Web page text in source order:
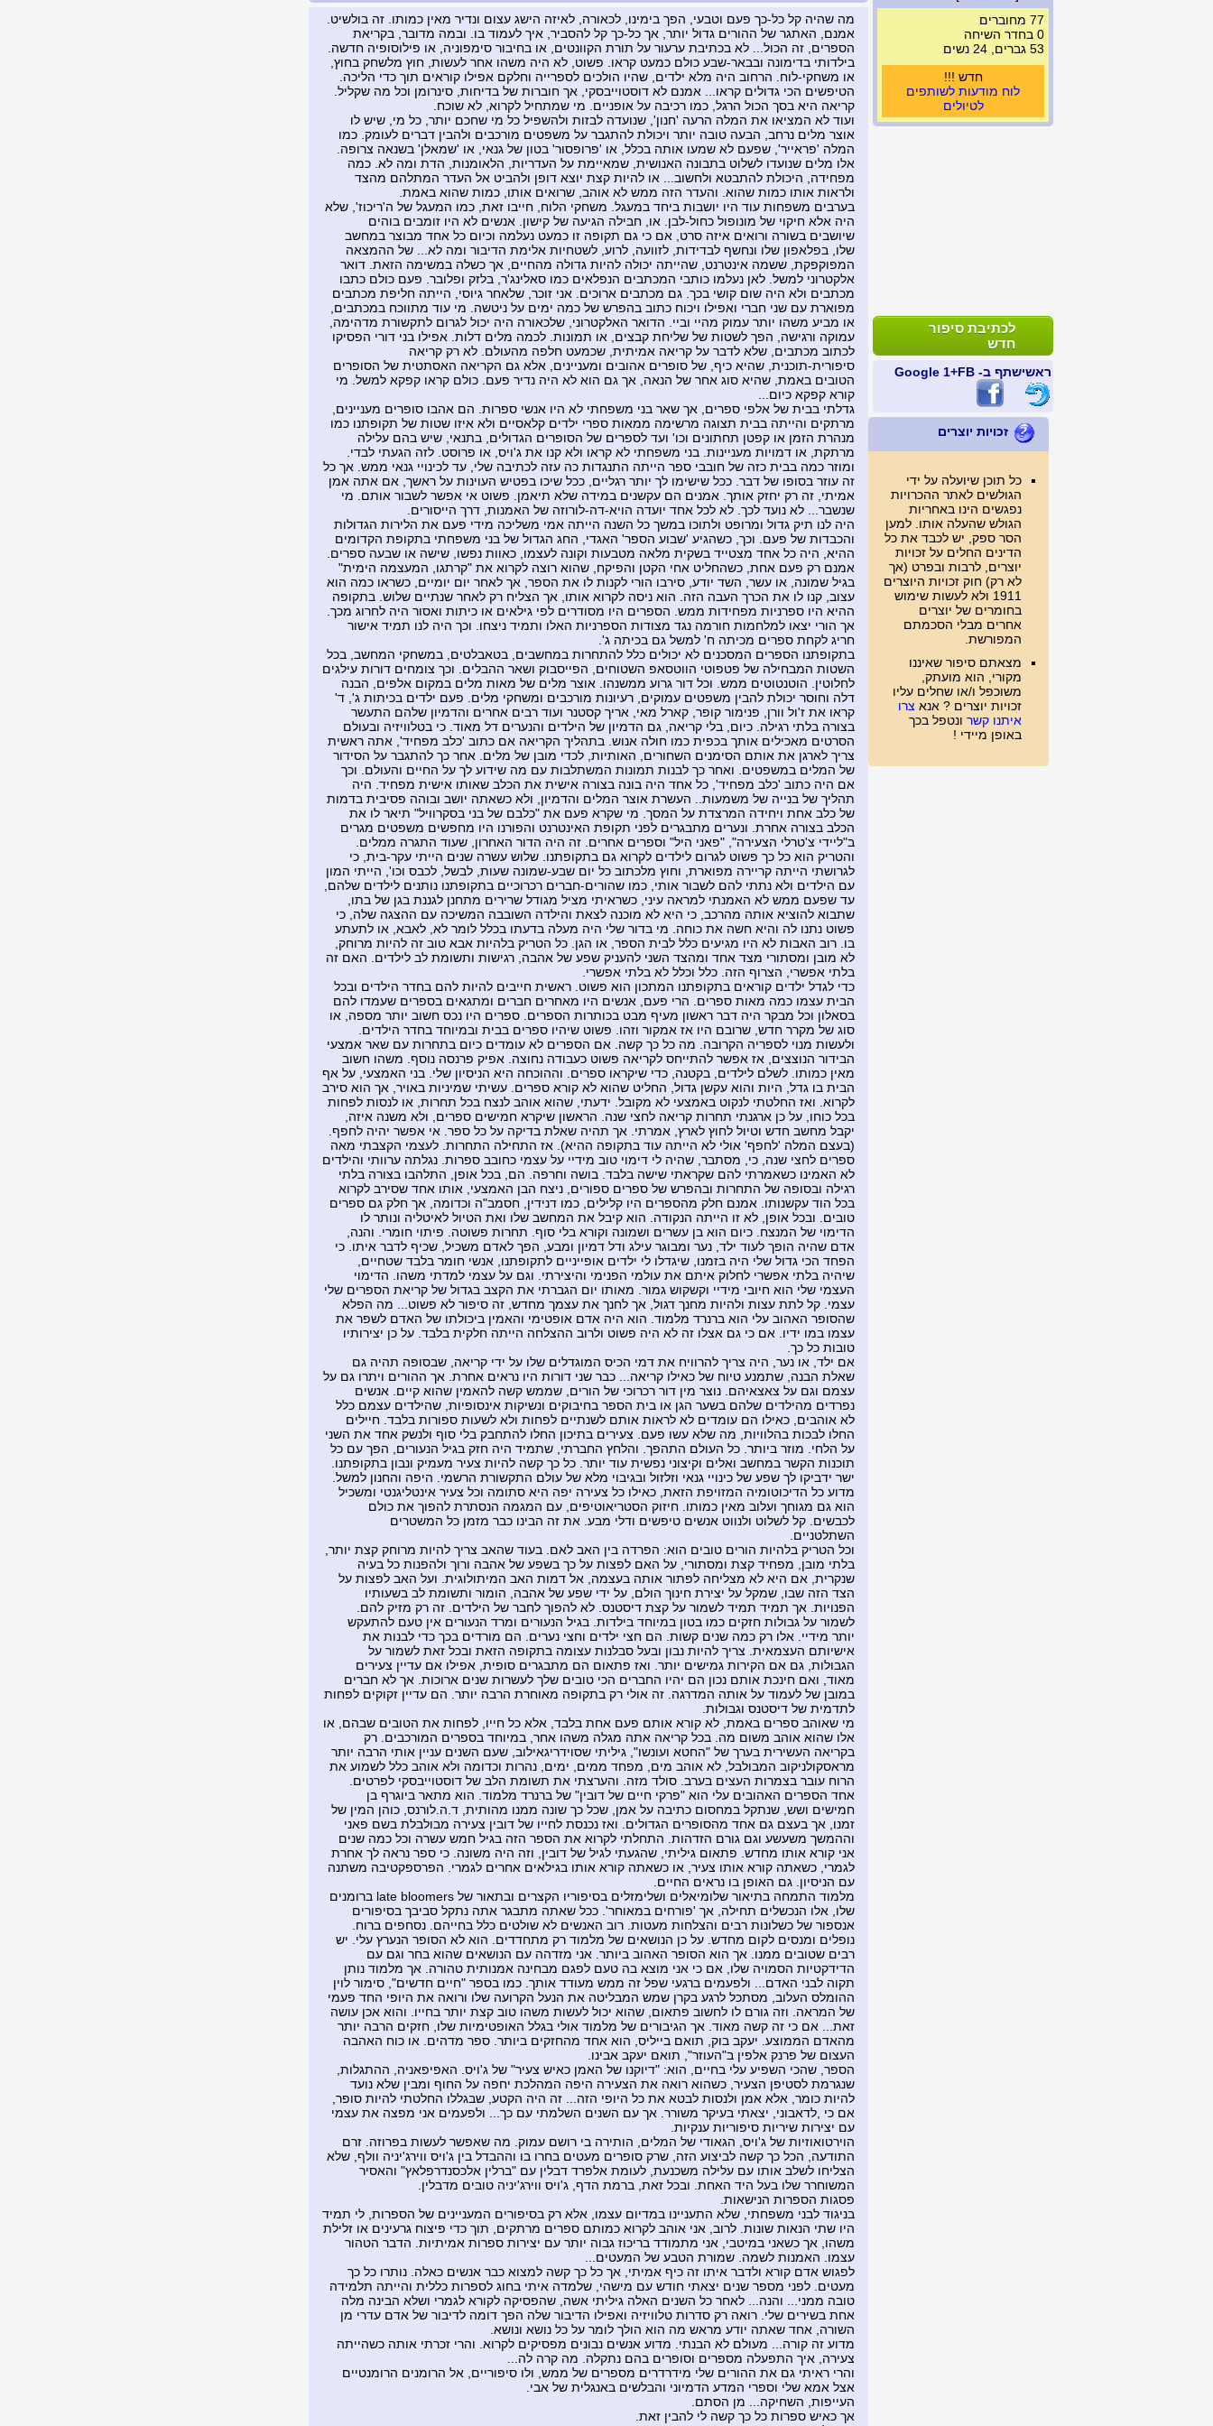
77 מחוברים
0 בחדר השיחה
53 גברים, 24 נשים
חדש !!!
לוח מודעות לשותפים
לטיולים
לכתיבת סיפור
חדש
ראשישתף ב- FB +1 Google
זכויות יוצרים
כל תוכן שיועלה על ידי
הגולשים לאתר ההכרויות
נפגשים הינו באחריות
הגולש שהעלה אותו. למען
הסר ספק, יש לכבד את כל
הדינים החלים על זכויות
יוצרים, לרבות ובפרט (אך
לא רק) חוק זכויות היוצרים
1911 ולא לעשות שימוש
בחומרים של יוצרים
אחרים מבלי הסכמתם
המפורשת.
מצאתם סיפור שאיננו
מקורי, הוא מועתק,
משוכפל ו/או שחלים עליו
זכויות יוצרים ? אנא צרו
איתנו קשר ונטפל בכך
באופן מיידי !
מה שהיה קל כל-כך פעם וטבעי, הפך בימינו, לכאורה, לאיזה הישג עצום ונדיר מאין כמותו. זה בולשיט.
אמנם, האתגר של ההורים גדול יותר, אך כל-כך קל להסביר, איך לעמוד בו. ובמה מדובר, בקריאת
הספרים, זה הכול... לא בכתיבת ערעור על תורת הקוונטים, או בחיבור סימפוניה, או פילוסופיה חדשה.
בילדותי בדימונה ובבאר-שבע כולם כמעט קראו. פשוט, לא היה משהו אחר לעשות, חוץ מלשחק בחוץ,
או משחקי-לוח. הרחוב היה מלא ילדים, שהיו הולכים לספרייה וחלקם אפילו קוראים תוך כדי הליכה.
הטיפשים הכי גדולים קראו... אמנם לא דוסטוייבסקי, אך חוברות של בדיחות, סינרומן וכל מה שקליל.
קריאה היא בסך הכול הרגל, כמו רכיבה על אופניים. מי שמתחיל לקרוא, לא שוכח.
ועוד לא המציאו את המלה הרעה 'חנון', שנועדה לבזות ולהשפיל כל מי שחכם יותר, כל מי, שיש לו
אוצר מלים נרחב, הבעה טובה יותר ויכולת להתגבר על משפטים מורכבים ולהבין דברים לעומק. כמו
המלה 'פראייר', שפעם לא שמעו אותה בכלל, או 'פרופסור' בטון של גנאי, או 'שמאלן' בשנאה צרופה.
אלו מלים שנועדו לשלוט בתבונה האנושית, שמאיימת על העדריות, הלאומנות, הדת ומה לא. כמה
מפחידה, היכולת להתבטא ולחשוב... או להיות קצת יוצא דופן ולהביט אל העדר המתלהם מהצד
ולראות אותו כמות שהוא. והעדר הזה ממש לא אוהב, שרואים אותו, כמות שהוא באמת.
בערבים משפחות עוד היו יושבות ביחד במעגל. משחקי הלוח, חייבו זאת, כמו המעגל של ה'ריכוז', שלא
היה אלא חיקוי של מונופול כחול-לבן. או, חבילה הגיעה של קישון. אנשים לא היו זומבים בוהים
שיושבים בשורה ורואים איזה סרט, אם כי גם תקופה זו כמעט נעלמה וכיום כל אחד מבוצר במחשב
שלו, בפלאפון שלו ונחשף לבדידות, לזוועה, לרוע, לשטחיות אלימת הדיבור ומה לא... של ההמצאה
המפוקפקת, ששמה אינטרנט, שהייתה יכולה להיות גדולה מהחיים, אך כשלה במשימה הזאת. דואר
אלקטרוני למשל. לאן נעלמו כותבי המכתבים הנפלאים כמו סאלינג'ר, בלזק ופלובר. פעם כולם כתבו
מכתבים ולא היה שום קושי בכך. גם מכתבים ארוכים. אני זוכר, שלאחר גיוסי, הייתה חליפת מכתבים
מפוארת עם שני חברי ואפילו ויכוח כתוב בהפרש של כמה ימים על ניטשה. מי עוד מתווכח במכתבים,
או מביע משהו יותר עמוק מהיי וביי. הדואר האלקטרוני, שלכאורה היה יכול לגרום לתקשורת מדהימה,
עמוקה ורגישה, הפך לשטות של שליחת קבצים, או תמונות. לכמה מלים דלות. אפילו בני דורי הפסיקו
לכתוב מכתבים, שלא לדבר על קריאה אמיתית, שכמעט חלפה מהעולם. לא רק קריאה
סיפורית-תוכנית, שהיא כיף, של סופרים אהובים ומעניינים, אלא גם הקריאה האסתטית של הסופרים
הטובים באמת, שהיא סוג אחר של הנאה, אך גם הוא לא היה נדיר פעם. כולם קראו קפקא למשל. מי
קורא קפקא כיום...
גדלתי בבית של אלפי ספרים, אך שאר בני משפחתי לא היו אנשי ספרות. הם אהבו סופרים מעניינים,
מרתקים והייתה בבית תצוגה מרשימה ממאות ספרי ילדים קלאסיים ולא איזו שטות של תקופתנו כמו
מנהרת הזמן או קפטן תחתונים וכו' ועד לספרים של הסופרים הגדולים, בתנאי, שיש בהם עלילה
מרתקת, או דמויות מעניינות. בני משפחתי לא קראו ולא קנו את ג'ויס, או פרוסט. לזה הגעתי לבדי.
ומוזר כמה בבית כזה של חובבי ספר הייתה התנגדות כה עזה לכתיבה שלי, עד לכינויי גנאי ממש. אך כל
זה עוזר בסופו של דבר. ככל שישימו לך יותר רגליים, ככל שיכו בפטיש העוינות על ראשך, אם אתה אמן
אמיתי, זה רק יחזק אותך. אמנים הם עקשנים במידה שלא תיאמן. פשוט אי אפשר לשבור אותם. מי
שנשבר... לא נועד לכך. לא לכל אחד יועדה הויא-דה-לורוזה של האמנות, דרך הייסורים.
היה לנו תיק גדול ומרופט ולתוכו במשך כל השנה הייתה אמי משליכה מידי פעם את הלירות הגדולות
והכבדות של פעם. וכך, כשהגיע 'שבוע הספר' האגדי, החג הגדול של בני משפחתי בתקופת הקדומים
ההיא, היה כל אחד מצטייד בשקית מלאה מטבעות וקונה לעצמו, כאוות נפשו, שישה או שבעה ספרים.
אמנם רק פעם אחת, כשהחליט אחי הקטן והפיקח, שהוא רוצה לקרוא את "קרתגו, המעצמה הימית"
בגיל שמונה, או עשר, השד יודע, סירבו הורי לקנות לו את הספר, אך לאחר יום יומיים, כשראו כמה הוא
עצוב, קנו לו את הכרך העבה הזה. הוא ניסה לקרוא אותו, אך הצליח רק לאחר שנתיים שלוש. בתקופה
ההיא היו ספרניות מפחידות ממש. הספרים היו מסודרים לפי גילאים או כיתות ואסור היה לחרוג מכך.
אך הורי יצאו למלחמות חורמה נגד מצודות הספרניות האלו ותמיד ניצחו. וכך היה לנו תמיד אישור
חריג לקחת ספרים מכיתה ח' למשל גם בכיתה ג'.
בתקופתנו הספרים המסכנים לא יכולים כלל להתחרות במחשבים, בטאבלטים, במשחקי המחשב, בכל
השטות המבחילה של פטפוטי הווטסאפ השטוחים, הפייסבוק ושאר ההבלים. וכך צומחים דורות עילגים
לחלוטין. הוטנטוטים ממש. וכל דור גרוע ממשנהו. אוצר מלים של מאות מלים במקום אלפים, הבנה
דלה וחוסר יכולת להבין משפטים עמוקים, רעיונות מורכבים ומשחקי מלים. פעם ילדים בכיתות ג', ד'
קראו את ז'ול וורן, פנימור קופר, קארל מאי, אריך קסטנר ועוד רבים אחרים והדמיון שלהם התעשר
בצורה בלתי רגילה. כיום, בלי קריאה, גם הדמיון של הילדים והנערים דל מאוד. כי בטלוויזיה ובעולם
הסרטים מאכילים אותך בכפית כמו חולה אנוש. בתהליך הקריאה אם כתוב 'כלב מפחיד', אתה ראשית
צריך לארגן את אותם הסימנים השחורים, האותיות, לכדי מובן של מלים. אחר כך להתגבר על הסידור
של המלים במשפטים. ואחר כך לבנות תמונות המשתלבות עם מה שידוע לך על החיים והעולם. וכך
אם היה כתוב 'כלב מפחיד', כל אחד היה בונה בצורה אישית את הכלב שאותו אישית מפחיד. היה
תהליך של בנייה של משמעות.. העשרת אוצר המלים והדמיון, ולא כשאתה יושב ובוהה פסיבית בדמות
של כלב אחת ויחידה המרצדת על המסך. מי שקרא פעם את "כלבם של בני בסקרוויל" תיאר לו את
הכלב בצורה אחרת. ונערים מתבגרים לפני תקופת האינטרנט והפורנו היו מחפשים משפטים מגרים
ב"ליידי צ'טרלי הצעירה", "פאני היל" וספרים אחרים. זה היה הדור האחרון, שעוד התגרה ממלים.
והטריק הוא כל כך פשוט לגרום לילדים לקרוא גם בתקופתנו. שלוש עשרה שנים הייתי עקר-בית, כי
לגרושתי הייתה קריירה מפוארת, וחוץ מלכתוב כל יום שבע-שמונה שעות, לבשל, לכבס וכו', הייתי המון
עם הילדים ולא נתתי להם לשבור אותי, כמו שהורים-חברים רכרוכיים בתקופתנו נותנים לילדים שלהם,
עד שפעם ממש לא האמנתי למראה עיני, כשראיתי מציל מגודל שרירים מתחנן לגננת בגן של בתו,
שתבוא להוציא אותה מהרכב, כי היא לא מוכנה לצאת והילדה השובבה המשיכה עם ההצגה שלה, כי
פשוט נתנו לה והיא חשה את כוחה. מי בדור שלי היה מעלה בדעתו בכלל לומר לא, לאבא, או לתעתע
בו. רוב האבות לא היו מגיעים כלל לבית הספר, או הגן. כל הטריק בלהיות אבא טוב זה להיות מרוחק,
לא מובן ומסתורי מצד אחד ומהצד השני להעניק שפע של אהבה, רגישות ותשומת לב לילדים. האם זה
בלתי אפשרי, הצרוף הזה. כלל וכלל לא בלתי אפשרי.
כדי לגדל ילדים קוראים בתקופתנו המתכון הוא פשוט. ראשית חייבים להיות להם בחדר הילדים ובכל
הבית עצמו כמה מאות ספרים. הרי פעם, אנשים היו מאחרים חברים ומתגאים בספרים שעמדו להם
בסאלון וכל מבקר היה דבר ראשון מעיף מבט בכותרות הספרים. ספרים היו נכס חשוב יותר מספה, או
סוג של מקרר חדש, שרובם היו אז אמקור וזהו. פשוט שיהיו ספרים בבית ובמיוחד בחדר הילדים.
ולעשות מנוי לספריה הקרובה. מה כל כך קשה. אם הספרים לא עומדים כיום בתחרות עם שאר אמצעי
הבידור הנוצצים, אז אפשר להתייחס לקריאה פשוט כעבודה נחוצה. אפיק פרנסה נוסף. משהו חשוב
מאין כמותו. לשלם לילדים, בקטנה, כדי שיקראו ספרים. וההוכחה היא הניסיון שלי. בני האמצעי, על אף
הבית בו גדל, היות והוא עקשן גדול, החליט שהוא לא קורא ספרים. עשיתי שמיניות באויר, אך הוא סירב
לקרוא. ואז החלטתי לנקוט באמצעי לא מקובל. ידעתי, שהוא אוהב לנצח בכל תחרות, או לנסות לפחות
בכל כוחו, על כן ארגנתי תחרות קריאה לחצי שנה. הראשון שיקרא חמישים ספרים, ולא משנה איזה,
יקבל מחשב חדש וטיול לחוץ לארץ, אמרתי. אך תהיה שאלת בדיקה על כל ספר. אי אפשר יהיה לחפף.
(בעצם המלה 'לחפף' אולי לא הייתה עוד בתקופה ההיא). אז התחילה התחרות. לעצמי הקצבתי מאה
ספרים לחצי שנה, כי, מסתבר, שהיה לי דימוי טוב מידיי על עצמי כחובב ספרות. נגלתה ערוותי והילדים
לא האמינו כשאמרתי להם שקראתי שישה בלבד. בושה וחרפה. הם, בכל אופן, התלהבו בצורה בלתי
רגילה ובסופה של התחרות ובהפרש של ספרים ספורים, ניצח הבן האמצעי, אותו אחד שסירב לקרוא
בכל הוד עקשנותו. אמנם חלק מהספרים היו קלילים, כמו דנידין, חסמב"ה וכדומה, אך חלק גם ספרים
טובים. ובכל אופן, לא זו הייתה הנקודה. הוא קיבל את המחשב שלו ואת הטיול לאיטליה ונותר לו
הדימוי של המנצח. כיום הוא בן עשרים ושמונה וקורא בלי סוף. תחרות פשוטה. פיתוי חומרי. והנה,
אדם שהיה הופך לעוד ילד, נער ומבוגר עילג ודל דמיון ומבע, הפך לאדם משכיל, שכיף לדבר איתו. כי
הפחד הכי גדול שלי היה בזמנו, שיגדלו לי ילדים אופייניים לתקופתנו, אנשי חומר בלבד שטחיים,
שיהיה בלתי אפשרי לחלוק איתם את עולמי הפנימי והיצירתי. וגם על עצמי למדתי משהו. הדימוי
העצמי שלי הוא חיובי מידיי וקשקוש גמור. מאותו יום הגברתי את הקצב בגדול של קריאת הספרים שלי
עצמי. קל לתת עצות ולהיות מחנך דגול, אך לחנך את עצמך מחדש, זה סיפור לא פשוט... מה הפלא
שהסופר האהוב עלי הוא ברנרד מלמוד. הוא היה אדם אופטימי והאמין ביכולתו של האדם לשפר את
עצמו במו ידיו. אם כי גם אצלו זה לא היה פשוט ולרוב ההצלחה הייתה חלקית בלבד. על כן יצירותיו
טובות כל כך.
אם ילד, או נער, היה צריך להרוויח את דמי הכיס המוגדלים שלו על ידי קריאה, שבסופה תהיה גם
שאלת הבנה, שתמנע טיוח של כאילו קריאה... כבר שני דורות היו נראים אחרת. אך ההורים ויתרו גם על
עצמם וגם על צאצאיהם. נוצר מין דור רכרוכי של הורים, שממש קשה להאמין שהוא קיים. אנשים
נפרדים מהילדים שלהם בשער הגן או בית הספר בחיבוקים ונשיקות אינסופיות, שהילדים עצמם כלל
לא אוהבים, כאילו הם עומדים לא לראות אותם לשנתיים לפחות ולא לשעות ספורות בלבד. חיילים
החלו לבכות בהלוויות, מה שלא עשו פעם. צעירים בתיכון החלו להתחבק בלי סוף ולנשק אחד את השני
על הלחי. מוזר ביותר. כל העולם התהפך. והלחץ החברתי, שתמיד היה חזק בגיל הנעורים, הפך עם כל
תוכנות הקשר במחשב ואלים וקיצוני נפשית עוד יותר. כל כך קשה להיות צעיר מעמיק ונבון בתקופתנו.
ישר ידביקו לך שפע של כינויי גנאי וזלזול ובגיבוי מלא של עולם התקשורת הרשמי. היפה והחנון למשל.
מדוע כל הדיכוטומיה המזויפת הזאת, כאילו כל צעירה יפה היא סתומה וכל צעיר אינטליגנטי ומשכיל
הוא גם מגוחך ועלוב מאין כמותו. חיזוק הסטריאוטיפים, עם המגמה הנסתרת להפוך את כולם
לכבשים. קל לשלוט ולנווט אנשים טיפשים ודלי מבע. את זה הבינו כבר מזמן כל המשטרים
השתלטניים.
וכל הטריק בלהיות הורים טובים הוא: הפרדה בין האב לאם. בעוד שהאב צריך להיות מרוחק קצת יותר,
בלתי מובן, מפחיד קצת ומסתורי, על האם לפצות על כך בשפע של אהבה ורוך ולהפנות כל בעיה
שנקרית, אם היא לא מצליחה לפתור אותה בעצמה, אל דמות האב המיתולוגית. ועל האב לפצות על
הצד הזה שבו, שמקל על יצירת חינוך הולם, על ידי שפע של אהבה, הומור ותשומת לב בשעותיו
הפנויות. אך תמיד תמיד לשמור על קצת דיסטנס. לא להפוך לחבר של הילדים. זה רק מזיק להם.
לשמור על גבולות חזקים כמו בטון במיוחד בילדות. בגיל הנעורים ומרד הנעורים אין טעם להתעקש
יותר מידיי. אלו רק כמה שנים קשות. הם חצי ילדים וחצי נערים. הם מורדים בכך כדי לבנות את
אישיותם העצמאית. צריך להיות נבון ובעל סבלנות עצומה בתקופה הזאת ובכל זאת לשמור על
הגבולות, גם אם הקירות גמישים יותר. ואז פתאום הם מתבגרים סופית, אפילו אם עדיין צעירים
מאוד, ואם חינכת אותם נכון הם יהיו החברים הכי טובים שלך לעשרות שנים ארוכות. אך לא חברים
במובן של לעמוד על אותה המדרגה. זה אולי רק בתקופה מאוחרת הרבה יותר. הם עדיין זקוקים לפחות
לתדמית של דיסטנס וגבולות.
מי שאוהב ספרים באמת, לא קורא אותם פעם אחת בלבד, אלא כל חייו, לפחות את הטובים שבהם, או
אלו שהוא אוהב משום מה. בכל קריאה אתה מגלה משהו אחר, במיוחד בספרים המורכבים. רק
בקריאה העשירית בערך של "החטא ועונשו", גיליתי שסוידריגאילוב, שעם השנים עניין אותי הרבה יותר
מראסקולניקוב המבולבל, לא אוהב מים, מפחד ממים, ימים, נהרות וכדומה ולא אוהב כלל לשמוע את
הרוח עובר בצמרות העצים בערב. סולד מזה. והערצתי את תשומת הלב של דוסטוייבסקי לפרטים.
אחד הספרים האהובים עלי הוא "פרקי חיים של דובין" של ברנרד מלמוד. הוא מתאר ביוגרף בן
חמישים ושש, שנתקל במחסום כתיבה על אמן, שכל כך שונה ממנו מהותית, ד.ה.לורנס, כוהן המין של
זמנו, אך בעצם גם אחד מהסופרים הגדולים. ואז נכנסת לחייו של דובין צעירה מבולבלת בשם פאני
וההמשך משעשע וגם גורם הזדהות. התחלתי לקרוא את הספר הזה בגיל חמש עשרה וכל כמה שנים
אני קורא אותו מחדש. פתאום גיליתי, שהגעתי לגיל של דובין, וזה היה משונה. כי ספר נראה לך אחרת
לגמרי, כשאתה קורא אותו צעיר, או כשאתה קורא אותו בגילאים אחרים לגמרי. הפרספקטיבה משתנה
עם הניסיון. גם האופן בו נראים החיים.
מלמוד התמחה בתיאור שלומיאלים ושלימזלים בסיפוריו הקצרים ובתאור של late bloomers ברומנים
שלו, אלו הנכשלים תחילה, אך 'פורחים במאוחר'. ככל שאתה מתבגר אתה נתקל סביבך בסיפורים
אנספור של כשלונות רבים והצלחות מעטות. רוב האנשים לא שולטים כלל בחייהם. נסחפים ברוח.
נופלים ומנסים לקום מחדש. על כן הנושאים של מלמוד רק מתחדדים. הוא לא הסופר הנערץ עלי. יש
רבים שטובים ממנו. אך הוא הסופר האהוב ביותר. אני מזדהה עם הנושאים שהוא בחר וגם עם
הדידקטיות הסמויה שלו, אם כי אני מוצא בה טעם לפגם מבחינה אמנותית טהורה. אך מלמוד נותן
תקוה לבני האדם... ולפעמים ברגעי שפל זה ממש מעודד אותך. כמו בספר "חיים חדשים", סימור לוין
ההומלס העלוב, מסתכל לרגע בקרן שמש המבליטה את הנעל הקרועה שלו ורואה את היופי החד פעמי
של המראה. וזה גורם לו לחשוב פתאום, שהוא יכול לעשות משהו טוב קצת יותר בחייו. והוא אכן עושה
זאת... אם כי זה קשה מאוד. אך הגיבורים של מלמוד אולי בגלל האופטימיות שלו, חזקים הרבה יותר
מהאדם הממוצע. יעקב בוק, תואם בייליס, הוא אחד מהחזקים ביותר. ספר מדהים. או כוח האהבה
העצום של פרנק אלפין ב"העוזר", תואם יעקב אבינו.
הספר, שהכי השפיע עלי בחיים, הוא: "דיוקנו של האמן כאיש צעיר" של ג'ויס. האפיפאניה, ההתגלות,
שנגרמת לסטיפן הצעיר, כשהוא רואה את הצעירה היפה המהלכת יחפה על החוף ומבין שלא נועד
להיות כומר, אלא אמן ולנסות לבטא את כל היופי הזה... זה היה הקטע, שבגללו החלטתי להיות סופר,
אם כי ,לדאבוני, יצאתי בעיקר משורר. אך עם השנים השלמתי עם כך... ולפעמים אני מפצה את עצמי
עם יצירות שיריות סיפוריות ענקיות.
הוירטואוזיות של ג'ויס, הגאודי של המלים, הותירה בי רושם עמוק. מה שאפשר לעשות בפרוזה. זרם
התודעה, הכל כך קשה לביצוע הזה, שרק סופרים מעטים בחרו בו וההבדל בין ג'ויס ווירג'יניה וולף, שלא
הצליחו לשלב אותו עם עלילה משכנעת, לעומת אלפרד דבלין עם "ברלין אלכסנדרפלאץ" והאסיר
המשוחרר שלו בעל היד האחת. ובכל זאת, ברמת הדף, ג'ויס ווירג'יניה טובים מדבלין.
פסגות הספרות הנישאות.
בניגוד לבני משפחתי, שלא התעניינו במדיום עצמו, אלא רק בסיפורים המעניינים של הספרות, לי תמיד
היו שתי הנאות שונות. לרוב, אני אוהב לקרוא כמותם ספרים מרתקים, תוך כדי פיצוח גרעינים או זלילת
משהו, אך כשאני במיטבי, אני מתמודד בריכוז גבוה יותר עם יצירות ספרות אמיתיות. הדבר הטהור
עצמו. האמנות לשמה. שמורת הטבע של המעטים...
לפגוש אדם קורא ולדבר איתו זה כיף אמיתי, אך כל כך קשה למצוא כבר אנשים כאלה. נותרו כל כך
מעטים. לפני מספר שנים יצאתי חודש עם מישהי, שלמדה איתי בחוג לספרות כללית והייתה תלמידה
טובה ממני... והנה... לאחר כל השנים האלה גיליתי אשה, שהפסיקה לקורא לגמרי ושלא הבינה מלה
אחת בשירים שלי. רואה רק סדרות טלוויזיה ואפילו הדיבור שלה הפך דומה לדיבור של אדם עדרי מן
השורה, אחד שאתה יודע מראש מה הוא הולך לומר על כל נושא ונושא.
מדוע זה קורה... מעולם לא הבנתי. מדוע אנשים נבונים מפסיקים לקרוא. והרי זכרתי אותה כשהייתה
צעירה, איך התפעלה מספרים וסופרים בהם נתקלה. מה קרה לה...
והרי ראיתי גם את ההורים שלי מידרדרים מספרים של ממש, ולו סיפוריים, אל הרומנים הרומנטיים
אצל אמא שלי וספרי המדע הדמיוני והבלשים באנגלית של אבי.
העייפות, השחיקה... מן הסתם.
אך כאיש ספרות כל כך קשה לי להבין זאת.